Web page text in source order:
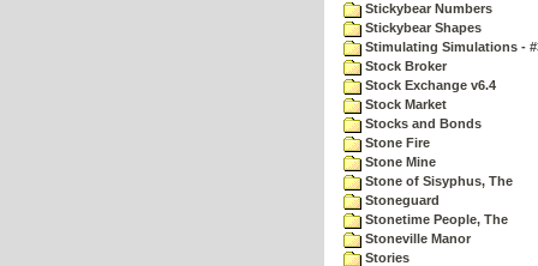
Stickybear Numbers
Stickybear Shapes
Stimulating Simulations -
Stock Broker
Stock Exchange v6.4
Stock Market
Stocks and Bonds
Stone Fire
Stone Mine
Stone of Sisyphus, The
Stoneguard
Stonetime People, The
Stoneville Manor
Stories